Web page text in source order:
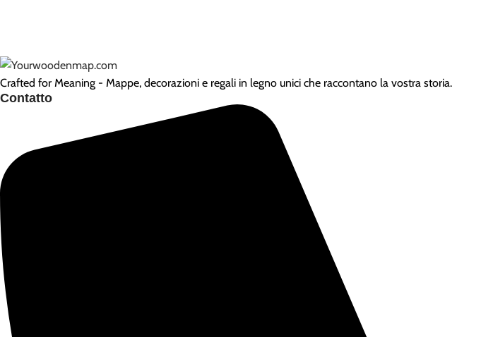
Crafted for Meaning - Mappe, decorazioni e regali in legno unici che raccontano la vostra storia.
Contatto